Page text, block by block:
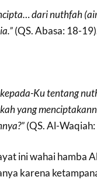
dari nuthfah
(QS. Abasa: 18-
Ku tentang
yang
(QS. Al-
ini wahai hamba
karena